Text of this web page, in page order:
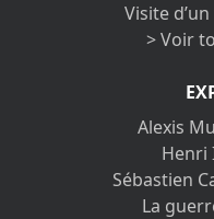
Visite
> Voir
Alexis
Henri
Sébastien
La